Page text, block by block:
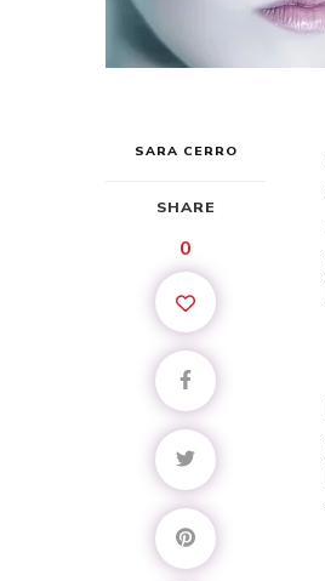
SARA CERRO
SHARE
0